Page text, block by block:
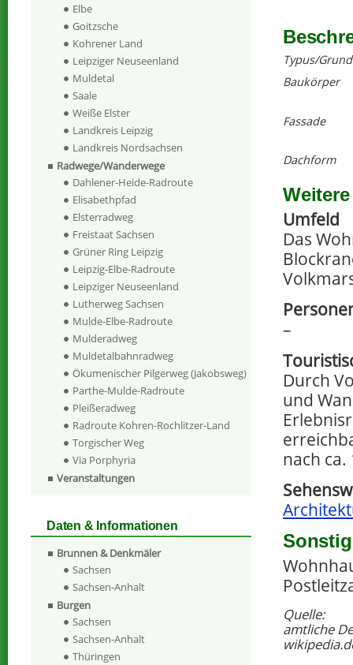
Typus/
Baukörper
Fassade
Dachform
Umfeld
Das
–
Durch
und
nach
Quelle:
amtliche
Elbe
Goitzsche
Kohrener Land
Leipziger Neuseenland
Muldetal
Saale
Weiße Elster
Landkreis Leipzig
Landkreis Nordsachsen
Radwege/Wanderwege
Dahlener-Heide-Radroute
Elisabethpfad
Elsterradweg
Freistaat Sachsen
Grüner Ring Leipzig
Leipzig-Elbe-Radroute
Leipziger Neuseenland
Lutherweg Sachsen
Mulde-Elbe-Radroute
Mulderadweg
Muldetalbahnradweg
Ökumenischer Pilgerweg (Jakobsweg)
Parthe-Mulde-Radroute
Pleißeradweg
Radroute Kohren-Rochlitzer-Land
Torgischer Weg
Via Porphyria
Veranstaltungen
Daten & Informationen
Brunnen & Denkmäler
Sachsen
Sachsen-Anhalt
Burgen
Sachsen
Sachsen-Anhalt
Thüringen